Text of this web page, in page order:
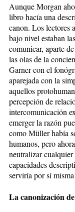
Aunque Morgan
libro hacía una
canon. Los lectores
bajo nivel estaban
comunicar, aparte
las olas de la
Garner con el
aparejada con la
aquellos
percepción de
intercomunicación
emerger la razón
como Müller había
humanos, pero
neutralizar
capacidades
serviría por sí
La canonización